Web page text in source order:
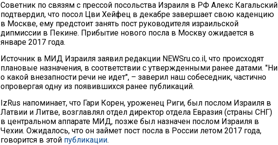
Советник по связям с прессой посольства Израиля в РФ Алекс Кагальский
подтвердил, что посол Цви Хейфец в декабре завершает свою каденцию
в Москве, ему предстоит занять пост руководителя израильской
дипмиссии в Пекине. Прибытие нового посла в Москву ожидается в
январе 2017 года.
Источник в МИД Израиля заявил редакции NEWSru.co.il, что происходят
плановые назначения, в соответствии с утвержденными ранее датами. "Ни
о какой внезапности речи не идет", – заверил наш собеседник, частично
опровергая одну из появившихся ранее публикаций.
IzRus напоминает, что Гари Корен, уроженец Риги, был послом Израиля в
Латвии и Литве, возглавлял отдел директор отдела Евразия (страны СНГ)
в центральном аппарате МИД, позже был назначен послом Израиля в
Чехии. Ожидалось, что он займет пост посла в России летом 2017 года,
говорится в этой публикации.